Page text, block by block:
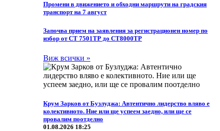
Промени в движението и обходни маршрути на градския
транспорт на 7 август
Започва прием на заявления за регистрационен номер по
избор от СТ 7501ТР до СТ8000ТР
Виж всички »
Крум Зарков от Бузлуджа: Автентично лидерство вляво е
колективното. Ние или ще успеем заедно, или ще се
провалим поотделно
01.08.2026 18:25